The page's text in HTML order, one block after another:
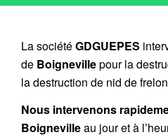
La sociétéGDGUEPES
de Boignevillepour la
la destruction de nid de
Nous intervenons
Boignevilleau jour et à